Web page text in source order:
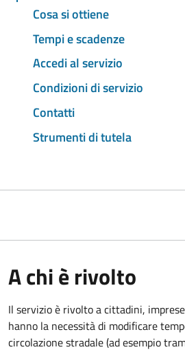
Cosa si ottiene
Tempi e scadenze
Accedi al servizio
Condizioni di servizio
Contatti
Strumenti di tutela
A chi è rivolto
Il servizio è rivolto a cittadini,
hanno la necessità di modificare
circolazione stradale (ad esempio